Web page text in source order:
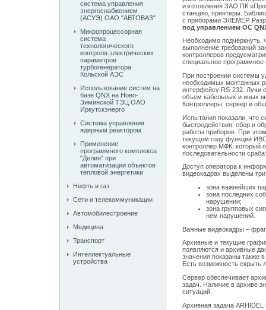
система управления
энергоснабжением
(АСУЭ) ОАО "АВТОВАЗ"
Микропроцессорная
система
технологического
контроля электрических
параметров
турбогенератора
Кольской АЭС
Использование систем на
базе QNX на Ново-
Зиминской ТЭЦ ОАО
Иркутскэнерго
Система управления
ядерным реактором
Применение
программного комплекса
"Делин" при
автоматизации объектов
тепловой энергетики
Нефть и газ
Сети и телекоммуникации
Автомобилестроение
Медицина
Транспорт
Интеллектуальные
устройства
изготовления ЗАО ПК
станцию, принтеры.
с приборами ЭЛЕМЕР.
под управлением ОС
Необходимо подчеркнуть,
выполнение требований
контроллеров
специальное программное
При построении системы
необходимых монтажных
интерфейсу RS-232. Лучи
объем кабельных и иных
Контроллеры, сервер и
Испытания показали, что
быстродействия: сбор и
работы приборов. При
текущем году функции
контроллер МФК, который
последовательности
Доступ оператора к
видеокадрах выделены
зона важнейших
зона последних
нарушении;
зона групповых
нем нарушений.
Важные видеокадры –
Архивные и текущие
появляются и архивные
значения показаны также
Есть возможность
Сервер обеспечивает
задач. Наличие в архиве
ситуаций.
Архивная задача